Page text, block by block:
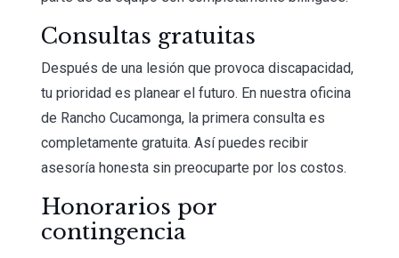
Consultas gratuitas
Después de una lesión que provoca discapacidad,
tu prioridad es planear el futuro. En nuestra oficina
de Rancho Cucamonga, la primera consulta es
completamente gratuita. Así puedes recibir
asesoría honesta sin preocuparte por los costos.
Honorarios por
contingencia